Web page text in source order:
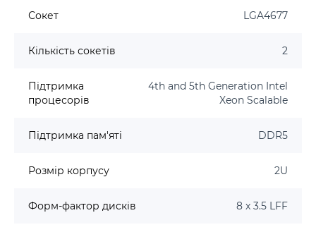
Сокет LGA4677
Кількість сокетів 2
Підтримка
процесорів
4th and 5th Generation Intel
Xeon Scalable
Підтримка пам'яті DDR5
Розмір корпусу 2U
Форм-фактор дисків 8 x 3.5 LFF